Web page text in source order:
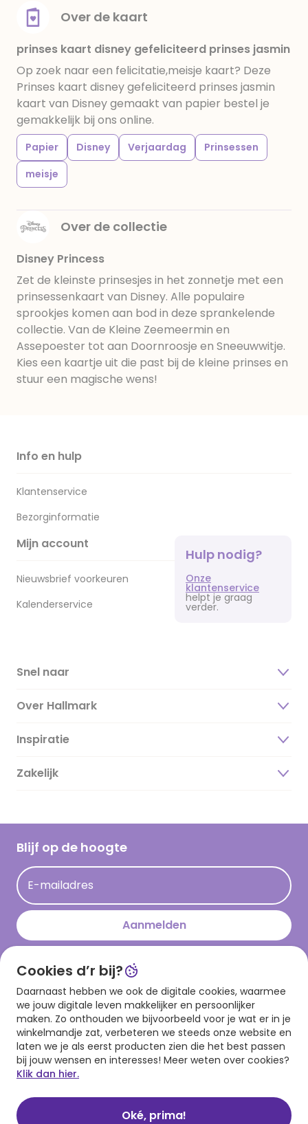
Over de kaart
prinses kaart disney gefeliciteerd prinses jasmin
Op zoek naar een felicitatie,meisje kaart? Deze
Prinses kaart disney gefeliciteerd prinses jasmin
kaart van Disney gemaakt van papier bestel je
gemakkelijk bij ons online.
Papier Disney Verjaardag
Prinsessen
meisje
Over de collectie
Disney Princess
Zet de kleinste prinsesjes in het zonnetje met een
prinsessenkaart van Disney. Alle populaire
sprookjes komen aan bod in deze sprankelende
collectie. Van de Kleine Zeemeermin en
Assepoester tot aan Doornroosje en Sneeuwwitje.
Kies een kaartje uit die past bij de kleine prinses en
stuur een magische wens!
Info en hulp
Klantenservice
Bezorginformatie
Mijn account
Nieuwsbrief voorkeuren
Kalenderservice
Hulp nodig?
Onze
klantenservice
helpt je graag
verder.
Snel naar
Over Hallmark
Over ons
Duurzaamheid
Hallmark Kaartclub
Acties
Persberichten
Hallmark en Kinderpostzegels
Inspiratie
Magazine
Cadeau inspiratie
Kaartinspiratie
Zakelijk
Blijf op de hoogte
E-mailadres
Aanmelden
Download onze app
Cookies d’r bij?
Daarnaast hebben we ook de digitale cookies, waarmee
we jouw digitale leven makkelijker en persoonlijker
maken. Zo onthouden we bijvoorbeeld voor je wat er in je
winkelmandje zat, verbeteren we steeds onze website en
laten we je als eerst producten zien die het best passen
bij jouw wensen en interesses! Meer weten over cookies?
Klik dan hier.
Oké, prima!